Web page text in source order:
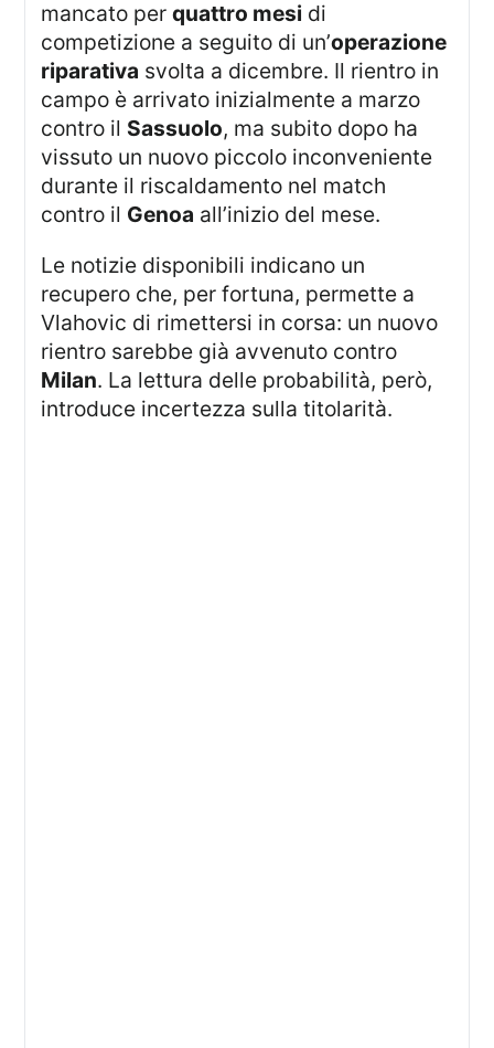
mancato perquattro mesi di
competizione a seguito di un’operazione
riparativa svolta a dicembre. Il rientro in
campo è arrivato inizialmente a marzo
contro il Sassuolo, ma subito dopo ha
vissuto un nuovo piccolo inconveniente
durante il riscaldamento nel match
contro il Genoa all’inizio del mese.
Le notizie disponibili indicano un
recupero che, per fortuna, permette a
Vlahovic di rimettersi in corsa: un nuovo
rientro sarebbe già avvenuto contro
Milan. La lettura delle probabilità, però,
introduce incertezza sulla titolarità.